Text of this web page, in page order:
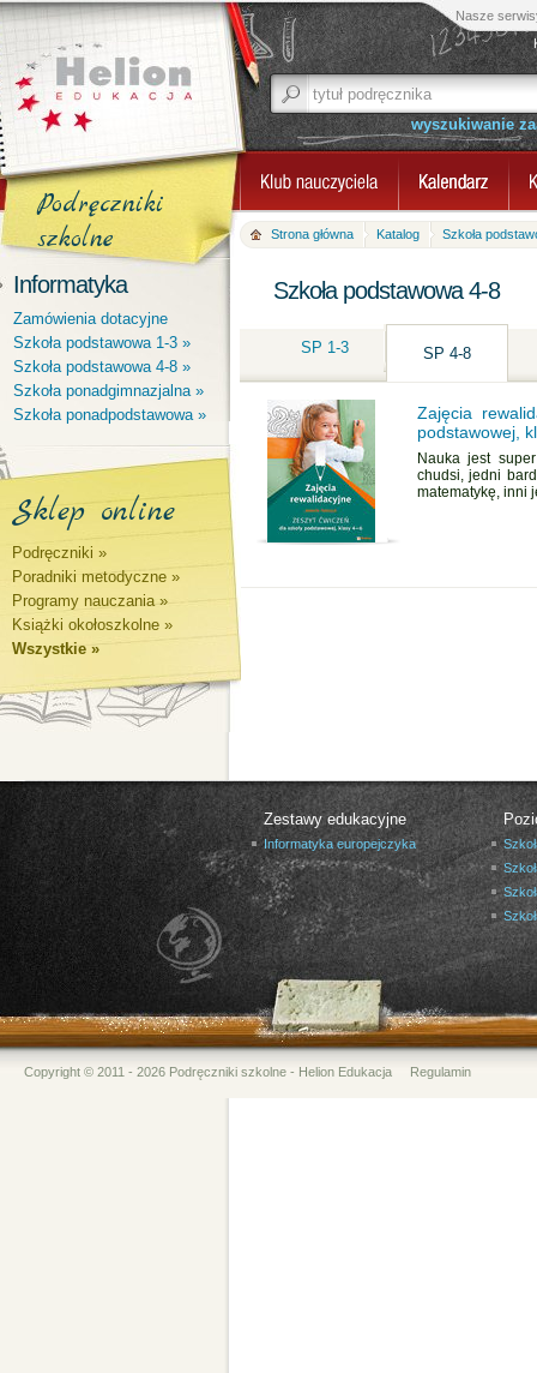
Nasze
wyszukiwanie
Podręczniki
szkolne
Informatyka
Zamówienia dotacyjne
Szkoła podstawowa 1-3 »
Szkoła podstawowa 4-8 »
Szkoła ponadgimnazjalna »
Szkoła ponadpodstawowa »
Sklep online
Podręczniki »
Poradniki metodyczne »
Programy nauczania »
Książki okołoszkolne »
Wszystkie »
Strona główna Katalog Szkoła
Szkoła podstawowa 4-8
SP 1-3 SP 4-8
Zajęcia
podstawowej,
Nauka jest
chudsi, jedni
matematykę, inni
Zestawy edukacyjne
Informatyka europejczyka
Copyright © 2011 - 2026 Podręczniki szkolne - Helion Edukacja Regulamin